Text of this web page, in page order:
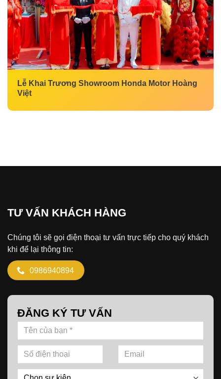
Lễ Khai Trương Showroom Honda Motor Hoàng
Việt
TƯ VẤN KHÁCH HÀNG
Chúng tôi sẽ gọi điện thoại tư vấn trực tiếp cho quý khách
khi để lại thông tin:
0986940894
ĐĂNG KÝ TƯ VẤN